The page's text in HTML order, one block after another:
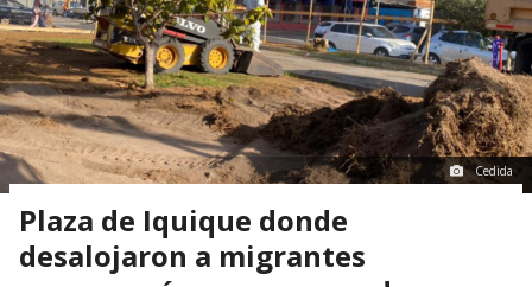
Cedida
Plaza de Iquique donde
desalojaron a migrantes